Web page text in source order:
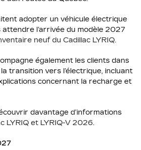
adopter un véhicule électrique
attendre l’arrivée du modèle 2027
neuf du Cadillac LYRIQ.
également les clients dans
transition vers l’électrique, incluant
concernant la recharge et
davantage d’informations
LYRIQ et LYRIQ-V 2026.